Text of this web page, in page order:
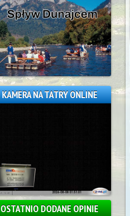
KAMERA NA TATRY ONLINE
OSTATNIO DODANE OPINIE